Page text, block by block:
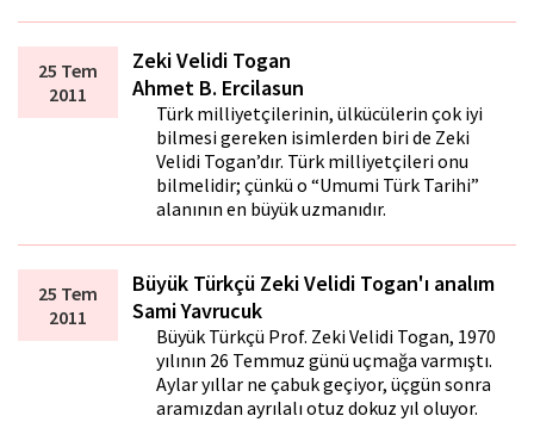
25 Tem
2011
Zeki Velidi Togan
Ahmet B. Ercilasun
Türk milliyetçilerinin, ülkücülerin çok iyi
bilmesi gereken isimlerden biri de Zeki
Velidi Togan’dır. Türk milliyetçileri onu
bilmelidir; çünkü o “Umumi Türk Tarihi”
alanının en büyük uzmanıdır.
25 Tem
2011
Büyük Türkçü Zeki Velidi Togan'ı analım
Sami Yavrucuk
Büyük Türkçü Prof. Zeki Velidi Togan, 1970
yılının 26 Temmuz günü uçmağa varmıştı.
Aylar yıllar ne çabuk geçiyor, üçgün sonra
aramızdan ayrılalı otuz dokuz yıl oluyor.